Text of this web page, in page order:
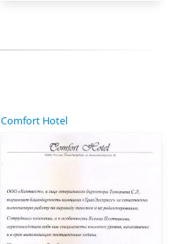
Comfort Hotel